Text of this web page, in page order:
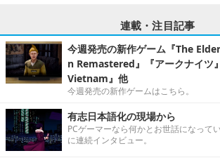
連載・注目記事
今週発売の新作ゲーム『The
n Remastered』『アークナイツ
Vietnam』他
今週発売の新作ゲームはこちら。
有志日本語化の現場から
PCゲーマーなら何かとお世話になって
に連続インタビュー。